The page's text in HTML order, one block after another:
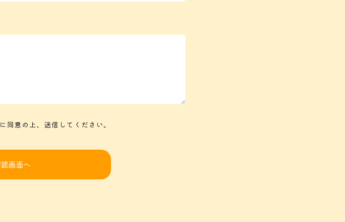
に同意の上、送信してください。